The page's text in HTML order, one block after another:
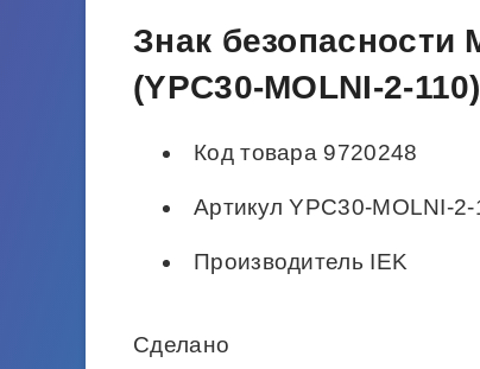
Знак безопасности
(YPC30-MOLNI-2-110)
Код товара 9720248
Артикул YPC30-MOLNI-2-
Производитель IEK
Сделано